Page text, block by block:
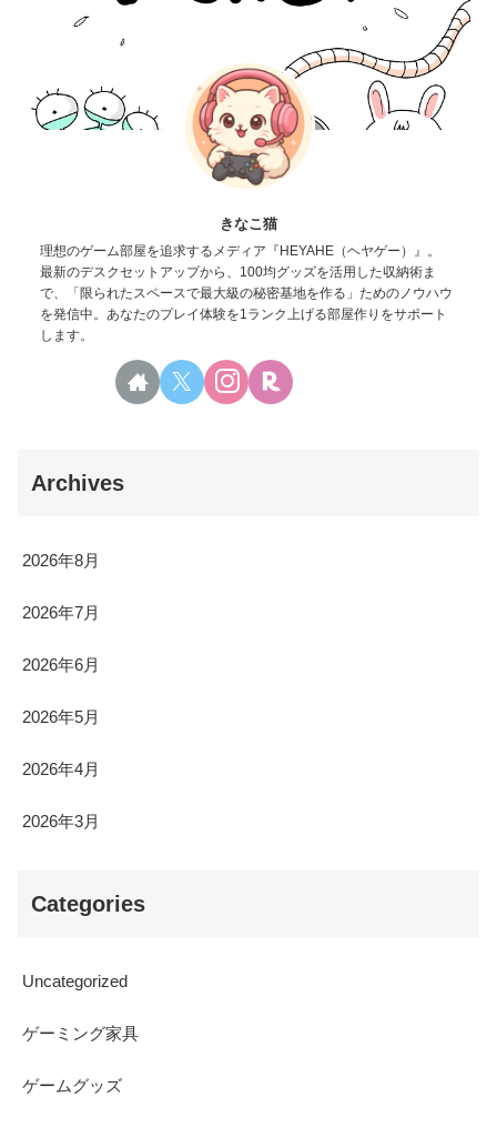
きなこ猫
理想のゲーム部屋を追求するメディア『HEYAHE（ヘヤゲー）』。
最新のデスクセットアップから、100均グッズを活用した収納術ま
で、「限られたスペースで最大級の秘密基地を作る」ためのノウハウ
を発信中。あなたのプレイ体験を1ランク上げる部屋作りをサポート
します。
Archives
2026年8月
2026年7月
2026年6月
2026年5月
2026年4月
2026年3月
Categories
Uncategorized
ゲーミング家具
ゲームグッズ